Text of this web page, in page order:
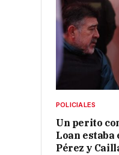
POLICIALES
Un perito
Loan estaba
Pérez y